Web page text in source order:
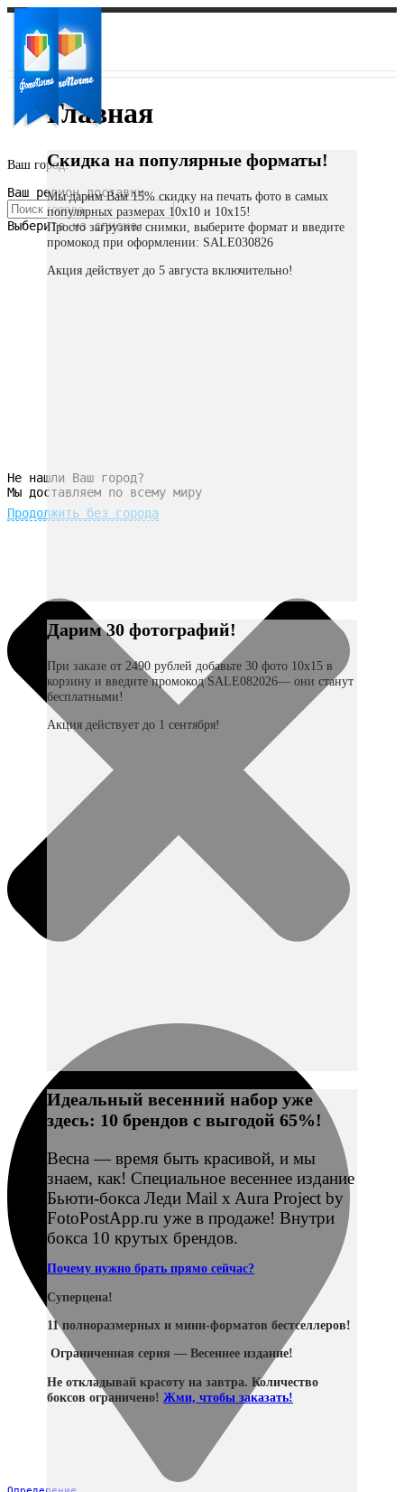
Ваш город:
Ваш регион доставки
Выберите из списка:
Не нашли Ваш город?
Мы доставляем по всему миру
Продолжить без города
Главная
Скидка на популярные форматы!
Мы дарим Вам 15% скидку на печать фото в самых
популярных размерах 10х10 и 10х15!
Просто загрузите снимки, выберите формат и введите
промокод при оформлении: SALE030826
Акция действует до 5 августа включительно!
Дарим 30 фотографий!
При заказе от 2490 рублей добавьте 30 фото 10х15 в
корзину и введите промокод SALE082026— они станут
бесплатными!
Акция действует до 1 сентября!
Идеальный весенний набор уже
здесь: 10 брендов с выгодой 65%!
Весна — время быть красивой, и мы
знаем, как! Специальное весеннее издание
Бьюти-бокса Леди Mail x Aura Project by
FotoPostApp.ru уже в продаже! Внутри
бокса 10 крутых брендов.
Почему нужно брать прямо сейчас?
Суперцена!
11 полноразмерных и мини-форматов бестселлеров!
Ограниченная серия — Весеннее издание!
Не откладывай красоту на завтра. Количество
боксов ограничено! Жми, чтобы заказать!